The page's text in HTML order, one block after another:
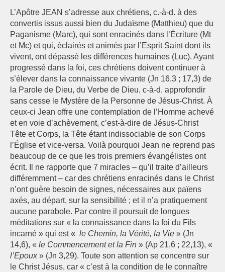
L’Apôtre JEAN s’adresse aux chrétiens, c.-à-d. à des
convertis issus aussi bien du Judaïsme (Matthieu) que du
Paganisme (Marc), qui sont enracinés dans l’Écriture (Mt
et Mc) et qui, éclairés et animés par l’Esprit Saint dont ils
vivent, ont dépassé les différences humaines (Luc). Ayant
progressé dans la foi, ces chrétiens doivent continuer à
s’élever dans la connaissance vivante (Jn 16,3 ; 17,3) de
la Parole de Dieu, du Verbe de Dieu, c-à-d. approfondir
sans cesse le Mystère de la Personne de Jésus-Christ. À
ceux-ci Jean offre une contemplation de l’Homme achevé
et en voie d’achèvement, c’est-à-dire de Jésus-Christ
Tête et Corps, la Tête étant indissociable de son Corps
l’Église et vice-versa. Voilà pourquoi Jean ne reprend pas
beaucoup de ce que les trois premiers évangélistes ont
écrit. Il ne rapporte que 7 miracles – qu’il traite d’ailleurs
différemment – car des chrétiens enracinés dans le Christ
n’ont guère besoin de signes, nécessaires aux païens
axés, au départ, sur la sensibilité ; et il n’a pratiquement
aucune parabole. Par contre il poursuit de longues
méditations sur « la connaissance dans la foi du Fils
incarné » qui est « le Chemin, la Vérité, la Vie » (Jn
14,6), « le Commencement et la Fin » (Ap 21,6 ; 22,13), «
l’Epoux» (Jn 3,29). Toute son attention se concentre sur
le Christ Jésus, car « c’est à la condition de le connaître